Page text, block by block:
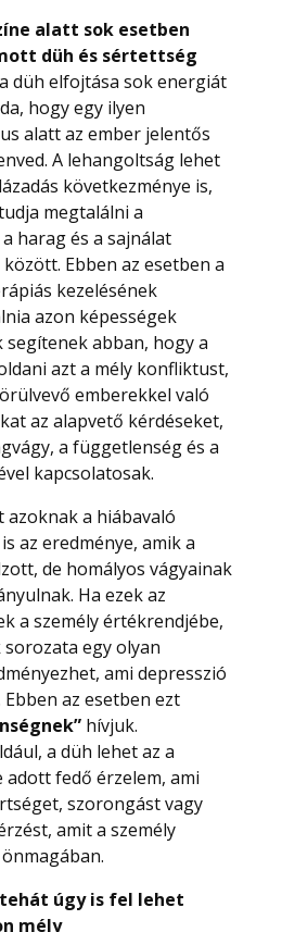
alatt sok esetben
düh és sértettség
düh elfojtása sok energiát
hogy egy ilyen
alatt az ember jelentős
A lehangoltság lehet
következménye is,
megtalálni a
harag és a sajnálat
Ebben az esetben a
kezelésének
azon képességek
segítenek abban, hogy a
azt a mély konfliktust,
emberekkel való
az alapvető kérdéseket,
a függetlenség és a
kapcsolatosak.
azoknak a hiábavaló
az eredménye, amik a
de homályos vágyainak
Ha ezek az
a személy értékrendjébe,
egy olyan
ami depresszió
az esetben ezt
hívjuk.
a düh lehet az a
fedő érzelem, ami
szorongást vagy
amit a személy
úgy is fel lehet
mély